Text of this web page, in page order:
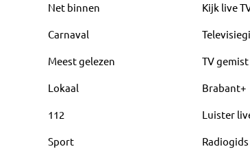
Net binnen
Carnaval
Meest gelezen
Lokaal
112
Sport
Kijk live
TV gemist
Brabant+
Luister
Radiogids